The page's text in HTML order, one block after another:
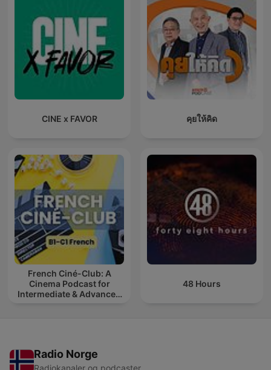
CINE x FAVOR คุยให้คิด
French Ciné-Club: A
Cinema Podcast for
Intermediate & Advanced
48 Hours
Radio Norge